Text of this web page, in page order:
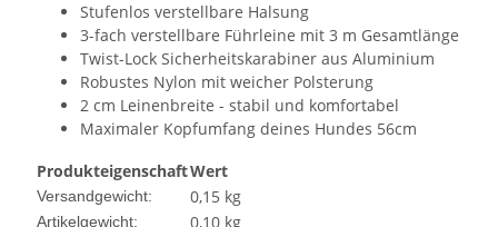
Stufenlos verstellbare Halsung
3-fach verstellbare Führleine mit 3 m Gesamtlänge
Twist-Lock Sicherheitskarabiner aus Aluminium
Robustes Nylon mit weicher Polsterung
2 cm Leinenbreite - stabil und komfortabel
Maximaler Kopfumfang deines Hundes 56cm
ProdukteigenschaftWert
Versandgewicht: 0,15 kg
Artikelgewicht: 0,10 kg